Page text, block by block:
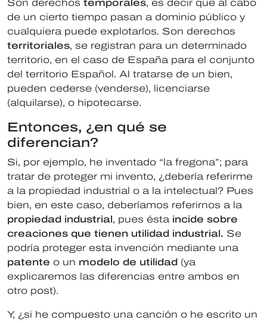
Son derechos temporales, es decir que al cabo
de un cierto tiempo pasan a dominio público y
cualquiera puede explotarlos. Son derechos
territoriales, se registran para un determinado
territorio, en el caso de España para el conjunto
del territorio Español. Al tratarse de un bien,
pueden cederse (venderse), licenciarse
(alquilarse), o hipotecarse.
Entonces, ¿en qué se
diferencian?
Si, por ejemplo, he inventado “la fregona”; para
tratar de proteger mi invento, ¿debería referirme
a la propiedad industrial o a la intelectual? Pues
bien, en este caso, deberíamos referirnos a la
propiedad industrial, pues ésta incide sobre
creaciones que tienen utilidad industrial. Se
podría proteger esta invención mediante una
patente o un modelo de utilidad (ya
explicaremos las diferencias entre ambos en
otro post).
Y, ¿si he compuesto una canción o he escrito un